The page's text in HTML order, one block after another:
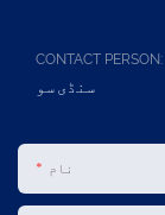
CONTACT PERSON:
سنڈی سو
نام